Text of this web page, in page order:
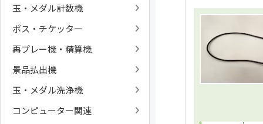
玉・メダル計数機
ポス・チケッター
再プレー機・精算機
景品払出機
玉・メダル洗浄機
コンピューター関連